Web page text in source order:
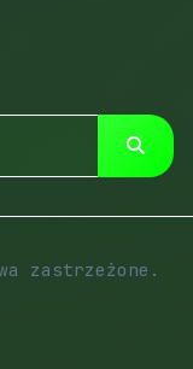
zastrzeżone.